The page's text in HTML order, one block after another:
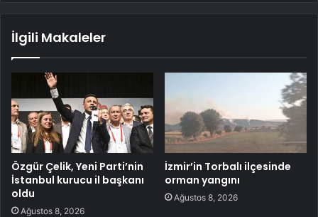
İlgili Makaleler
Özgür Çelik, Yeni Parti’nin
İstanbul kurucu il başkanı
oldu
Ağustos 8, 2026
İzmir’in Torbalı ilçesinde
orman yangını
Ağustos 8, 2026